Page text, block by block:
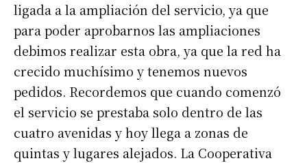
ligada a la ampliación del servicio, ya que
para poder aprobarnos las ampliaciones
debimos realizar esta obra, ya que la red ha
crecido muchísimo y tenemos nuevos
pedidos. Recordemos que cuando comenzó
el servicio se prestaba solo dentro de las
cuatro avenidas y hoy llega a zonas de
quintas y lugares alejados. La Cooperativa